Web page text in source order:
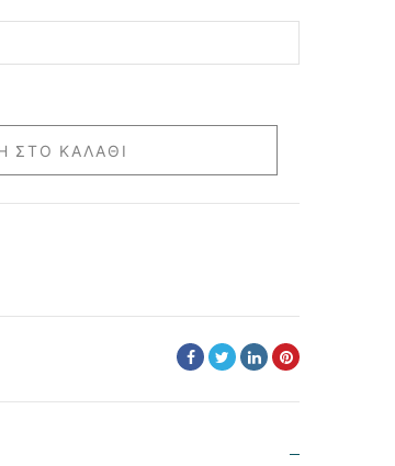
ΣΤΟ ΚΑΛΆΘΙ